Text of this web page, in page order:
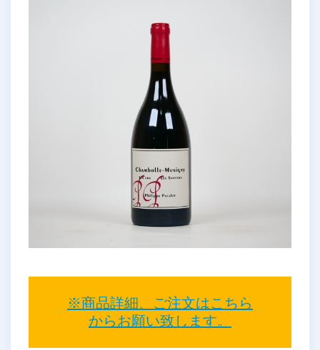
※商品詳細、ご注文はこちら
からお願い致します。